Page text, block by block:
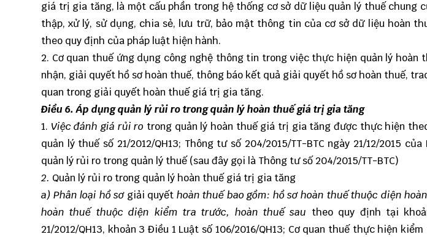
giá trị gia tăng, là một cấu phần trong hệ thống cơ sở dữ liệu quản lý thuế chung
thập, xử lý, sử dụng, chia sẻ, lưu trữ, bảo mật thông tin của cơ sở dữ liệu hoàn
theo quy định của pháp luật hiện hành.
2. Cơ quan thuế ứng dụng công nghệ thông tin trong việc thực hiện quản lý hoàn
nhận, giải quyết hồ sơ hoàn thuế, thông báo kết quả giải quyết hồ sơ hoàn thuế,
quan trong giải quyết hoàn thuế giá trị gia tăng.
Điều 6. Áp dụng quản lý rủi ro trong quản lý hoàn thuế giá trị gia tăng
1. Việc đánh giá rủi ro trong quản lý hoàn thuế giá trị gia tăng được thực hiện
quản lý thuế số 21/2012/QH13; Thông tư số 204/2015/TT-BTC ngày 21/12/2015
quản lý rủi ro trong quản lý thuế (sau đây gọi là Thông tư số 204/2015/TT-BTC)
2. Quản lý rủi ro trong quản lý hoàn thuế giá trị gia tăng
a) Phân loại hồ sơ giải quyết hoàn thuế bao gồm: hồ sơ hoàn thuế thuộc diện
hoàn thuế thuộc diện kiểm tra trước, hoàn thuế sau theo quy định tại
21/2012/QH13, khoản 3 Điều 1 Luật số 106/2016/QH13; Cơ quan thuế thực hiện